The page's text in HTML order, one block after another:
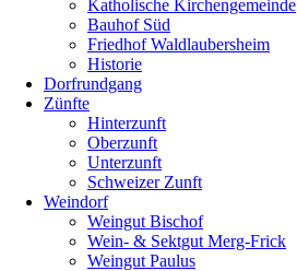
Katholische Kirchengemeinde
Bauhof Süd
Friedhof Waldlaubersheim
Historie
Dorfrundgang
Zünfte
Hinterzunft
Oberzunft
Unterzunft
Schweizer Zunft
Weindorf
Weingut Bischof
Wein- & Sektgut Merg-Frick
Weingut Paulus